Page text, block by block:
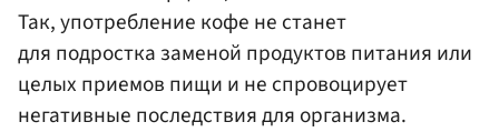
Так, употребление кофе не станет
для подростка заменой продуктов питания или
целых приемов пищи и не спровоцирует
негативные последствия для организма.